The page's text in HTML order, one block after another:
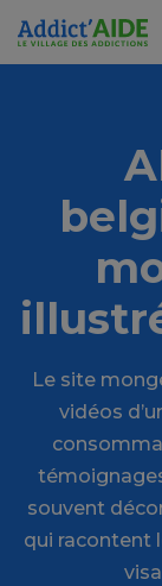
Aller au contenu
Le site
vidéos
souvent
qui racontent
Panneau de